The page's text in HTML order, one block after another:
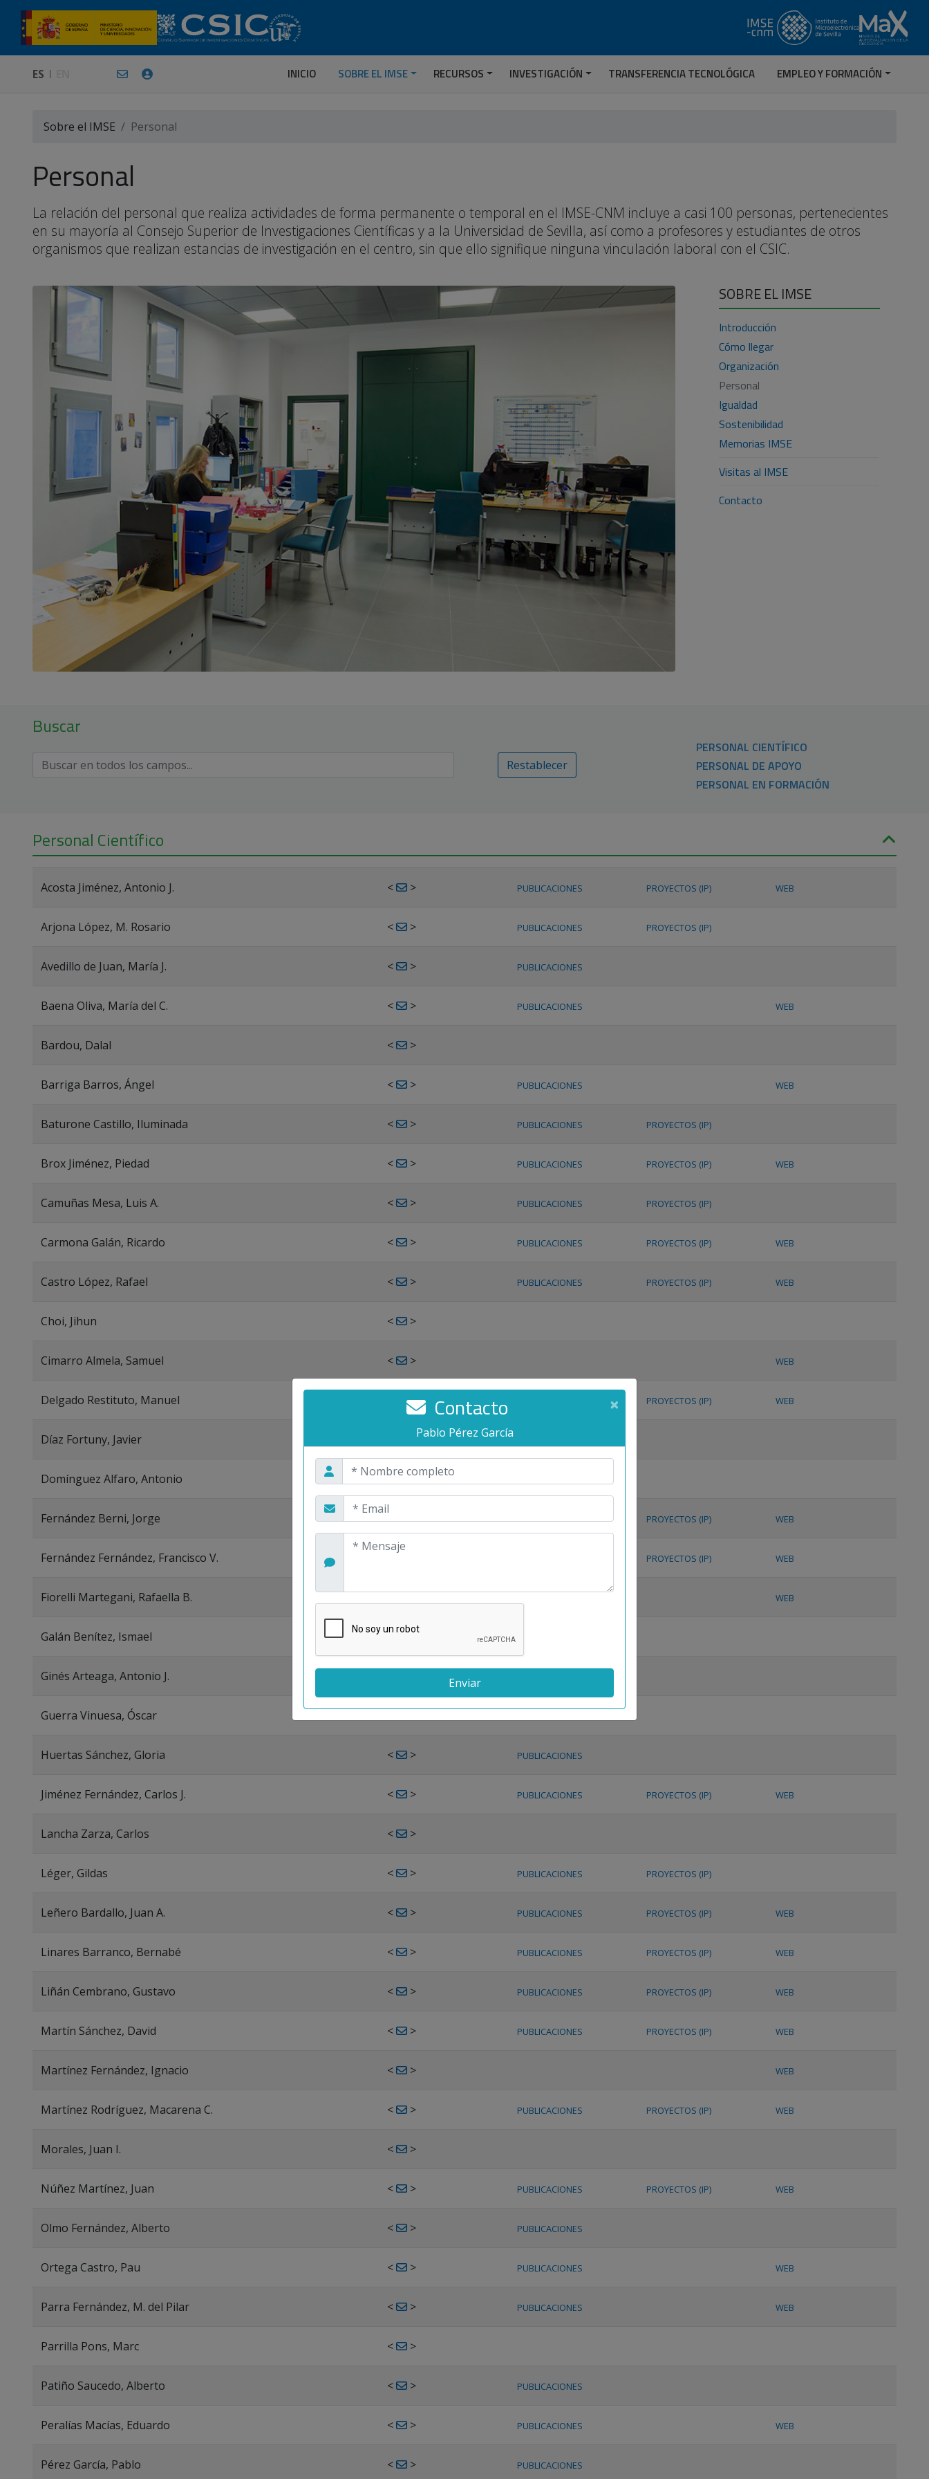
ES INICIO SOBRE EL IMSE RECURSOS INVESTIGACIÓN TRANSFERENCIA TECNOLÓGICA EMPLEO Y FORMACIÓN
Sobre el IMSE Personal
Personal
La relación del personal que realiza actividades de forma permanente o temporal en el IMSE-CNM incluye a casi 100 personas, pertenecientes
en su mayoría al Consejo Superior de Investigaciones Científicas y a la Universidad de Sevilla, así como a profesores y estudiantes de otros
organismos que realizan estancias de investigación en el centro, sin que ello signifique ninguna vinculación laboral con el CSIC.
SOBRE EL IMSE
Introducción
Cómo llegar
Organización
Personal
Igualdad
Sostenibilidad
Memorias IMSE
Visitas al IMSE
Contacto
×
Contacto
Pablo Pérez García
Buscar
Restablecer
PERSONAL CIENTÍFICO
PERSONAL DE APOYO
PERSONAL EN FORMACIÓN
Personal Científico
Acosta Jiménez, Antonio J. < > PUBLICACIONES PROYECTOS (IP) WEB
Arjona López, M. Rosario < > PUBLICACIONES PROYECTOS (IP)
Avedillo de Juan, María J. < > PUBLICACIONES
Baena Oliva, María del C. < > PUBLICACIONES WEB
Bardou, Dalal < >
Barriga Barros, Ángel < > PUBLICACIONES WEB
Baturone Castillo, Iluminada < > PUBLICACIONES PROYECTOS (IP)
Brox Jiménez, Piedad < > PUBLICACIONES PROYECTOS (IP) WEB
Camuñas Mesa, Luis A. < > PUBLICACIONES PROYECTOS (IP)
Carmona Galán, Ricardo < > PUBLICACIONES PROYECTOS (IP) WEB
Castro López, Rafael < > PUBLICACIONES PROYECTOS (IP) WEB
Choi, Jihun < >
Cimarro Almela, Samuel < > WEB
Delgado Restituto, Manuel > PROYECTOS (IP) WEB
Díaz Fortuny, Javier
Domínguez Alfaro, Antonio < >
Fernández Berni, Jorge < > PUBLICACIONES PROYECTOS (IP) WEB
Fernández Fernández, Francisco V. PROYECTOS (IP) WEB
Fiorelli Martegani, Rafaella B. < > WEB
Galán Benítez, Ismael < >
Ginés Arteaga, Antonio J.
Guerra Vinuesa, Óscar
Huertas Sánchez, Gloria < > PUBLICACIONES
Jiménez Fernández, Carlos J. < > PUBLICACIONES PROYECTOS (IP) WEB
Lancha Zarza, Carlos < >
Léger, Gildas < > PUBLICACIONES PROYECTOS (IP)
Leñero Bardallo, Juan A. < > PUBLICACIONES PROYECTOS (IP) WEB
Linares Barranco, Bernabé < > PUBLICACIONES PROYECTOS (IP) WEB
Liñán Cembrano, Gustavo < > PUBLICACIONES PROYECTOS (IP) WEB
Martín Sánchez, David < > PUBLICACIONES PROYECTOS (IP) WEB
Martínez Fernández, Ignacio < > WEB
Martínez Rodríguez, Macarena C. < > PUBLICACIONES PROYECTOS (IP) WEB
Morales, Juan I. < >
Núñez Martínez, Juan < > PUBLICACIONES PROYECTOS (IP) WEB
Olmo Fernández, Alberto < > PUBLICACIONES
Ortega Castro, Pau < > PUBLICACIONES WEB
Parra Fernández, M. del Pilar < > PUBLICACIONES WEB
Parrilla Pons, Marc < >
Patiño Saucedo, Alberto < > PUBLICACIONES
Peralías Macías, Eduardo < > PUBLICACIONES WEB
Pérez García, Pablo < > PUBLICACIONES